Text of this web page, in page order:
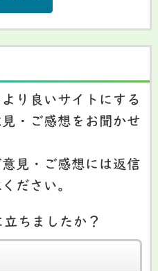
り良いサイトにする
・ご感想をお聞かせ
見・ご感想には返信
ださい。
ちましたか？